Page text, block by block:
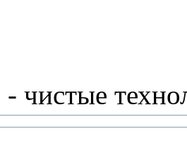
- чистые